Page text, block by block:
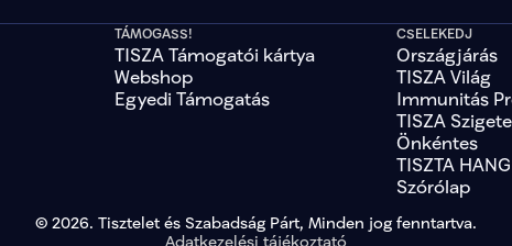
TÁMOGASS!
TISZA Támogatói kártya
Webshop
Egyedi Támogatás
CSELEKEDJ
Országjárás
TISZA Világ
Immunitás
TISZA
Önkéntes
TISZTA HANG
Szórólap
© 2026. Tisztelet és Szabadság Párt, Minden jog fenntartva.
Adatkezelési tájékoztató